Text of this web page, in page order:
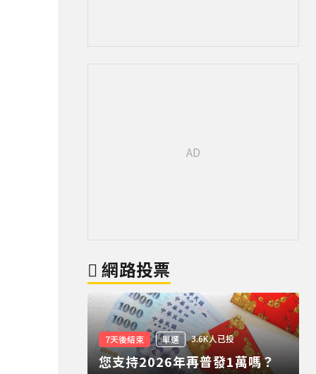
網路投票
7天後結束 單選 3.6K人已投
您支持2026年再普發1萬嗎？